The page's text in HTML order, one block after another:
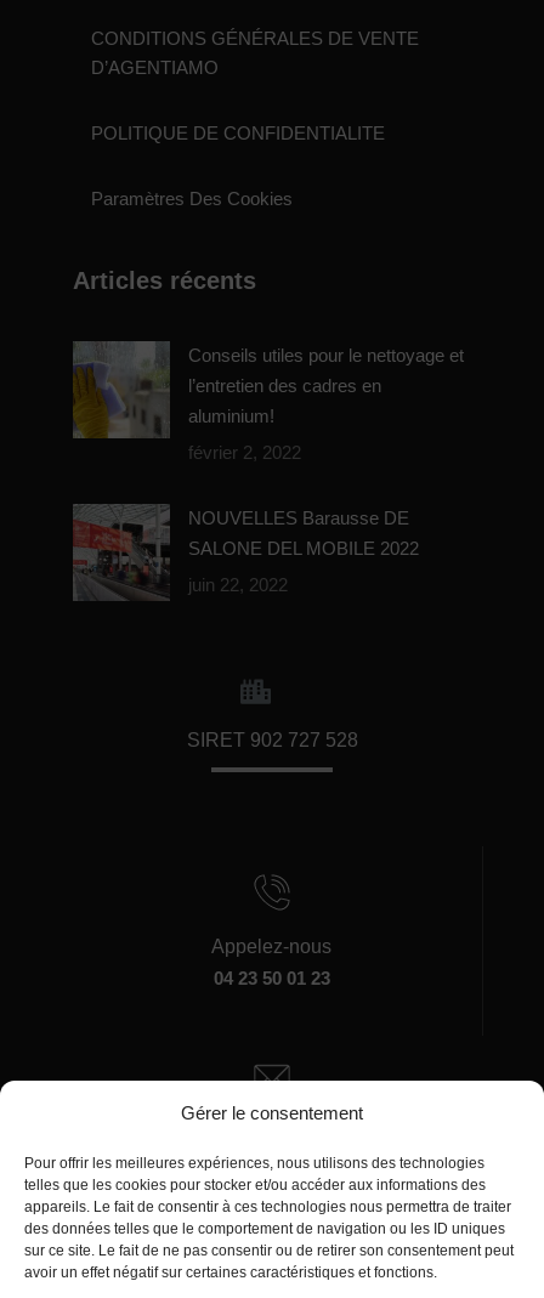
Gérer le consentement
Pour offrir les meilleures expériences, nous utilisons des technologies
telles que les cookies pour stocker et/ou accéder aux informations des
appareils. Le fait de consentir à ces technologies nous permettra de traiter
des données telles que le comportement de navigation ou les ID uniques
sur ce site. Le fait de ne pas consentir ou de retirer son consentement peut
avoir un effet négatif sur certaines caractéristiques et fonctions.
CONDITIONS GÉNÉRALES DE VENTE
D’AGENTIAMO
POLITIQUE DE CONFIDENTIALITE
Paramètres Des Cookies
Articles récents
Conseils utiles pour le nettoyage et
l’entretien des cadres en
aluminium!
février 2, 2022
NOUVELLES Barausse DE
SALONE DEL MOBILE 2022
juin 22, 2022
SIRET 902 727 528
Appelez-nous
04 23 50 01 23
manager@agentiamo.com